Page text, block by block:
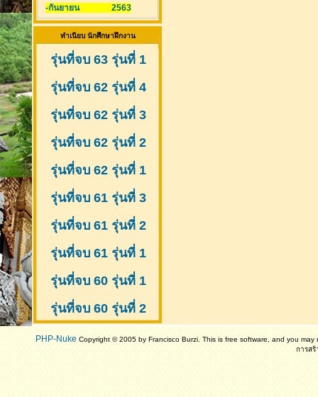
-กันยายน 2563
ทำเนียบ นักศึกษาฝึกงาน
รุ่นที่จบ 63 รุ่นที่ 1
รุ่นที่จบ 62 รุ่นที่ 4
รุ่นที่จบ 62 รุ่นที่ 3
รุ่นที่จบ 62 รุ่นที่ 2
รุ่นที่จบ 62 รุ่นที่ 1
รุ่นที่จบ 61 รุ่นที่ 3
รุ่นที่จบ 61 รุ่นที่ 2
รุ่นที่จบ 61รุ่นที่ 1
รุ่นที่จบ 60 รุ่นที่ 1
รุ่นที่จบ 60 รุ่นที่ 2
PHP-NukeCopyright © 2005 by Francisco Burzi. This is free software, and you
การส